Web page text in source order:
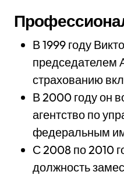
В 1999 году
председателем
страхованию
В 2000 году он
агентство по
федеральным
С 2008 по 2010
должность